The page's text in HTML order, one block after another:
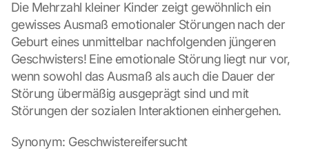
Die Mehrzahl kleiner Kinder zeigt gewöhnlich ein
gewisses Ausmaß emotionaler Störungen nach der
Geburt eines unmittelbar nachfolgenden jüngeren
Geschwisters! Eine emotionale Störung liegt nur vor,
wenn sowohl das Ausmaß als auch die Dauer der
Störung übermäßig ausgeprägt sind und mit
Störungen der sozialen Interaktionen einhergehen.
Synonym: Geschwistereifersucht
n
D
a
t
e
n
a
G
o